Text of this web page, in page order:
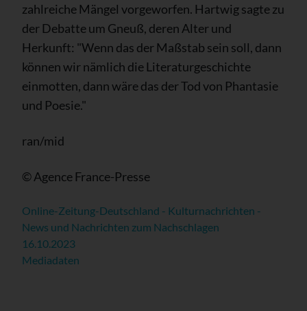
zahlreiche Mängel vorgeworfen. Hartwig sagte zu
der Debatte um Gneuß, deren Alter und
Herkunft: "Wenn das der Maßstab sein soll, dann
können wir nämlich die Literaturgeschichte
einmotten, dann wäre das der Tod von Phantasie
und Poesie."
ran/mid
© Agence France-Presse
Online-Zeitung-Deutschland - Kulturnachrichten -
News und Nachrichten zum Nachschlagen
16.10.2023
Mediadaten